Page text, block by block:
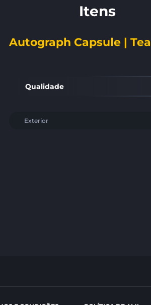
Itens
Autograph Capsule |
Qualidade
Exterior